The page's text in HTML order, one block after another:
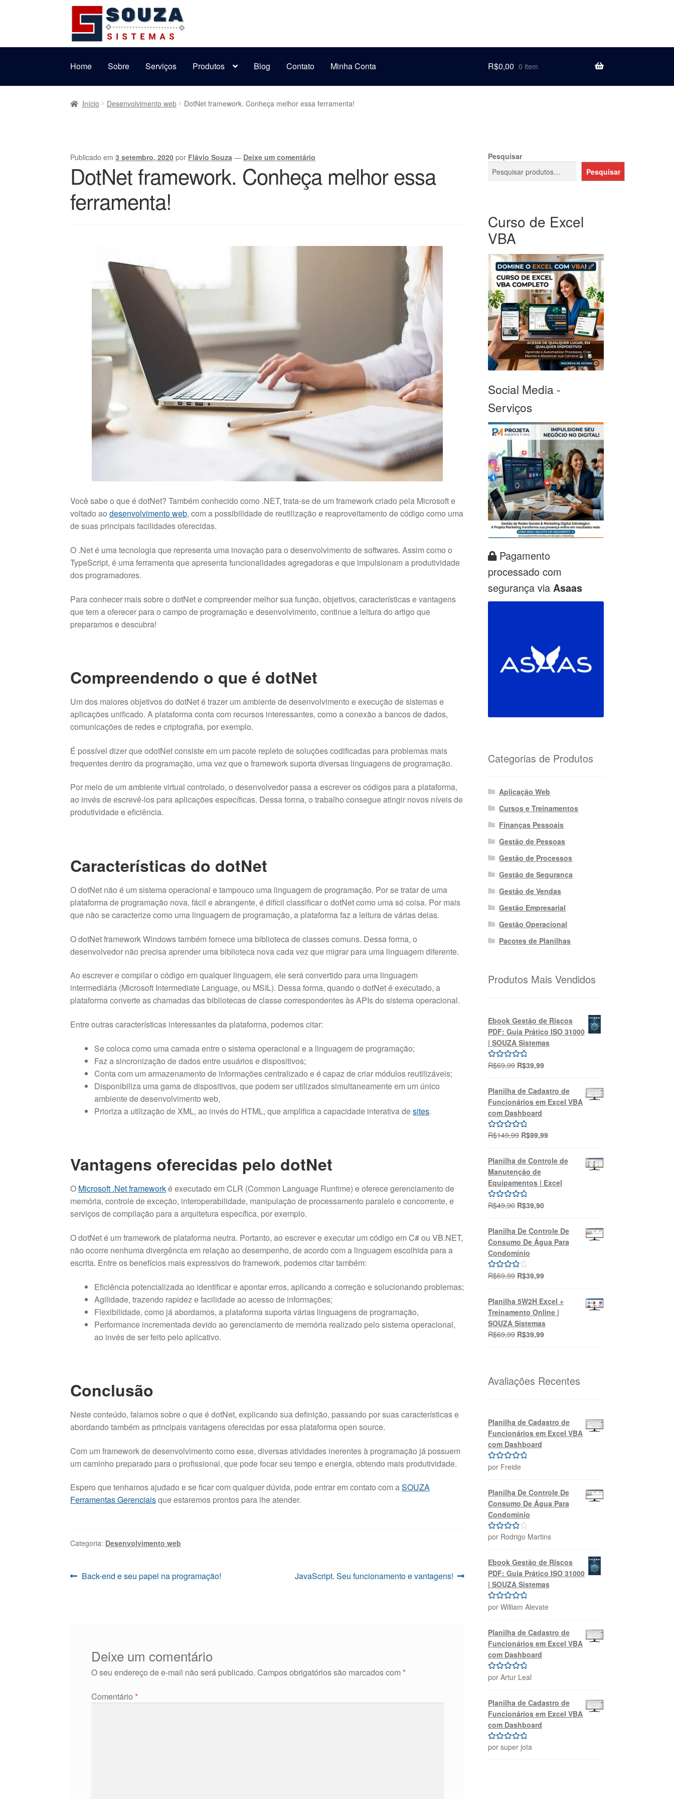
Pular
para
navegação
Pular
para
o
conteúdo
Home
Sobre Serviços Produtos Blog Contato Minha Conta R$0,00 0 item
Início Desenvolvimento web DotNet framework. Conheça melhor essa ferramenta!
Publicado em3 setembro, 2020 por Flávio Souza — Deixe um comentário
DotNet framework. Conheça melhor essa
ferramenta!
Você sabe o que é dotNet? Também conhecido como .NET, trata-se de um framework criado pela Microsoft e
voltado aodesenvolvimento web, com a possibilidade de reutilização e reaproveitamento de código como uma
de suas principais facilidades oferecidas.
O .Net é uma tecnologia que representa uma inovação para o desenvolvimento de softwares. Assim como o
TypeScript, é uma ferramenta que apresenta funcionalidades agregadoras e que impulsionam a produtividade
dos programadores.
Para conhecer mais sobre o dotNet e compreender melhor sua função, objetivos, características e vantagens
que tem a oferecer para o campo de programação e desenvolvimento, continue a leitura do artigo que
preparamos e descubra!
Compreendendo o que é dotNet
Um dos maiores objetivos do dotNet é trazer um ambiente de desenvolvimento e execução de sistemas e
aplicações unificado. A plataforma conta com recursos interessantes, como a conexão a bancos de dados,
comunicações de redes e criptografia, por exemplo.
É possível dizer que odotNet consiste em um pacote repleto de soluções codificadas para problemas mais
frequentes dentro da programação, uma vez que o framework suporta diversas linguagens de programação.
Por meio de um ambiente virtual controlado, o desenvolvedor passa a escrever os códigos para a plataforma,
ao invés de escrevê-los para aplicações específicas. Dessa forma, o trabalho consegue atingir novos níveis de
produtividade e eficiência.
Características do dotNet
O dotNet não é um sistema operacional e tampouco uma linguagem de programação. Por se tratar de uma
plataforma de programação nova, fácil e abrangente, é difícil classificar o dotNet como uma só coisa. Por mais
que não se caracterize como uma linguagem de programação, a plataforma faz a leitura de várias delas.
O dotNet framework Windows também fornece uma biblioteca de classes comuns. Dessa forma, o
desenvolvedor não precisa aprender uma biblioteca nova cada vez que migrar para uma linguagem diferente.
Ao escrever e compilar o código em qualquer linguagem, ele será convertido para uma linguagem
intermediária (Microsoft Intermediate Language, ou MSIL). Dessa forma, quando o dotNet é executado, a
plataforma converte as chamadas das bibliotecas de classe correspondentes às APIs do sistema operacional.
Entre outras características interessantes da plataforma, podemos citar:
Se coloca como uma camada entre o sistema operacional e a linguagem de programação;
Faz a sincronização de dados entre usuários e dispositivos;
Conta com um armazenamento de informações centralizado e é capaz de criar módulos reutilizáveis;
Disponibiliza uma gama de dispositivos, que podem ser utilizados simultaneamente em um único
ambiente de desenvolvimento web,
Prioriza a utilização de XML, ao invés do HTML, que amplifica a capacidade interativa desites.
Vantagens oferecidas pelo dotNet
O Microsoft .Net frameworké executado em CLR (Common Language Runtime) e oferece gerenciamento de
memória, controle de exceção, interoperabilidade, manipulação de processamento paralelo e concorrente, e
serviços de compilação para a arquitetura específica, por exemplo.
O dotNet é um framework de plataforma neutra. Portanto, ao escrever e executar um código em C# ou VB.NET,
não ocorre nenhuma divergência em relação ao desempenho, de acordo com a linguagem escolhida para a
escrita. Entre os benefícios mais expressivos do framework, podemos citar também:
Eficiência potencializada ao identificar e apontar erros, aplicando a correção e solucionando problemas;
Agilidade, trazendo rapidez e facilidade ao acesso de informações;
Flexibilidade, como já abordamos, a plataforma suporta várias linguagens de programação,
Performance incrementada devido ao gerenciamento de memória realizado pelo sistema operacional,
ao invés de ser feito pelo aplicativo.
Conclusão
Neste conteúdo, falamos sobre o que é dotNet, explicando sua definição, passando por suas características e
abordando também as principais vantagens oferecidas por essa plataforma open source.
Com um framework de desenvolvimento como esse, diversas atividades inerentes à programação já possuem
um caminho preparado para o profissional, que pode focar seu tempo e energia, obtendo mais produtividade.
Espero que tenhamos ajudado e se ficar com qualquer dúvida, pode entrar em contato com aSOUZA
Ferramentas Gerenciaisque estaremos prontos para lhe atender.
Categoria: Desenvolvimento web
Navegação
Post
Back-end e seu papel na programação!
Próximo
JavaScript. Seu funcionamento e vantagens!
Deixe um comentário
O seu endereço de e-mail não será publicado. Campos obrigatórios são marcados com *
Comentário *
Pesquisar
Pesquisar
Curso de Excel
VBA
Social Media -
Serviços
Pagamento
processado com
segurança via Asaas
Categorias de Produtos
Aplicação Web
Cursos e Treinamentos
Finanças Pessoais
Gestão de Pessoas
Gestão de Processos
Gestão de Segurança
Gestão de Vendas
Gestão Empresarial
Gestão Operacional
Pacotes de Planilhas
Produtos Mais Vendidos
Ebook Gestão de Riscos
PDF: Guia Prático ISO 31000
| SOUZA Sistemas
Avaliação
R$69,99 O
original
era:
R$69,99.
R$39,99O
é:
R$39,99.
Planilha de Cadastro de
Funcionários em Excel VBA
com Dashboard
Avaliação
R$149,99 O
original
era:
R$149,99.
R$99,99O
atual
é:
R$99,99.
Planilha de Controle de
Manutenção de
Equipamentos | Excel
Avaliação
R$49,90 O
original
era:
R$49,90.
R$39,90O
atual
é:
R$39,90.
Planilha De Controle De
Consumo De Água Para
Condomínio
Avaliação
R$69,99 O
original
era:
R$69,99.
R$39,99O
atual
é:
R$39,99.
Planilha 5W2H Excel +
Treinamento Online |
SOUZA Sistemas
R$69,99 O
R$69,99.
R$39,99O
R$39,99.
Avaliações Recentes
Planilha de Cadastro de
Funcionários em Excel VBA
com Dashboard
Avaliação5
por Freide
Planilha De Controle De
Consumo De Água Para
Condomínio
Avaliação
por Rodrigo Martins
Ebook Gestão de Riscos
PDF: Guia Prático ISO 31000
| SOUZA Sistemas
Avaliação5
por William Alevate
Planilha de Cadastro de
Funcionários em Excel VBA
com Dashboard
Avaliação 5
por Artur Leal
Planilha de Cadastro de
Funcionários em Excel VBA
com Dashboard
Avaliação5
por super jota